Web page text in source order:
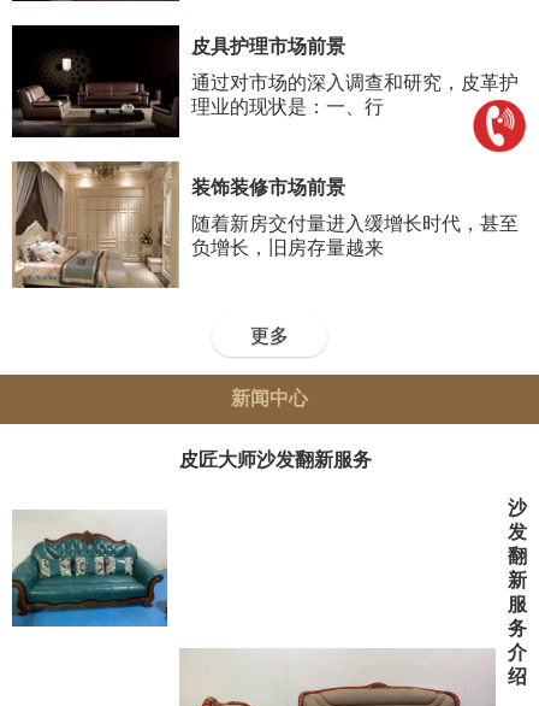
皮具护理市场前景
通过对市场的深入调查和研究，皮革护
理业的现状是：一、行
装饰装修市场前景
随着新房交付量进入缓增长时代，甚至
负增长，旧房存量越来
更多
新闻中心
皮匠大师沙发翻新服务
沙
发
翻
新
服
务
介
绍